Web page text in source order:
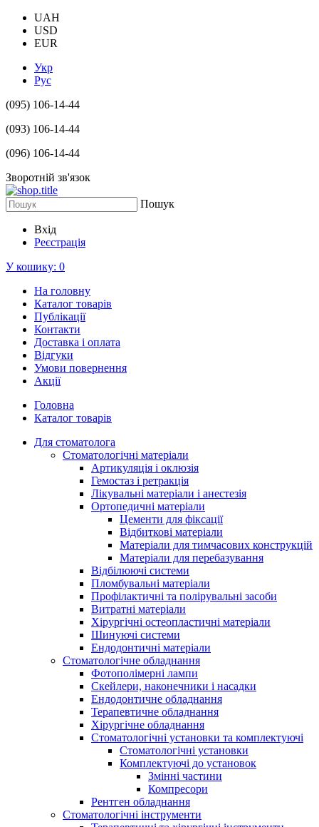
UAH
USD
EUR
Укр
Рус
(095) 106-14-44
(093) 106-14-44
(096) 106-14-44
Зворотній зв'язок
Пошук
Вхід
Реєстрація
У кошику: 0
На головну
Каталог товарів
Публікації
Контакти
Доставка і оплата
Відгуки
Умови повернення
Акції
Головна
Каталог товарів
Для стоматолога
Стоматологічні матеріали
Артикуляція і оклюзія
Гемостаз і ретракція
Лікувальні матеріали і анестезія
Ортопедичні матеріали
Цементи для фіксації
Відбиткові матеріали
Матеріали для тимчасових конструкцій
Матеріали для перебазування
Відбілюючі системи
Пломбувальні матеріали
Профілактичні та полірувальні засоби
Витратні матеріали
Хірургічні остеопластичні матеріали
Шинуючі системи
Ендодонтичні матеріали
Стоматологічне обладнання
Фотополімерні лампи
Скейлери, наконечники і насадки
Ендодонтичне обладнання
Терапевтичне обладнання
Хірургічне обладнання
Стоматологічні установки та комплектуючі
Стоматологічні установки
Комплектуючі до установок
Змінні частини
Компресори
Рентген обладнання
Стоматологічні інструменти